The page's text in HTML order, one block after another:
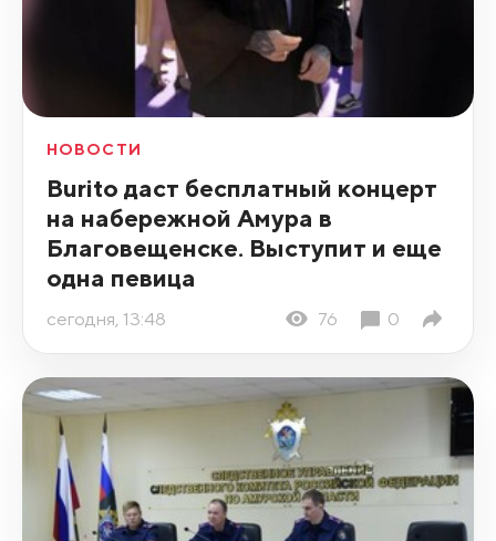
НОВОСТИ
Burito даст бесплатный концерт
на набережной Амура в
Благовещенске. Выступит и еще
одна певица
сегодня, 13:48 76 0